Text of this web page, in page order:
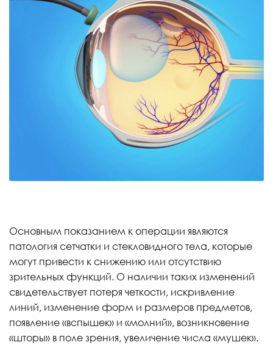
Основным показанием к операции являются
патология сетчатки и стекловидного тела, которые
могут привести к снижению или отсутствию
зрительных функций. О наличии таких изменений
свидетельствует потеря четкости, искривление
линий, изменение форм и размеров предметов,
появление «вспышек» и «молний», возникновение
«шторы» в поле зрения, увеличение числа «мушек».